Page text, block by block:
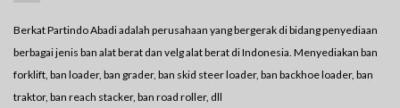
Berkat Partindo Abadi adalah perusahaan yang bergerak di bidang penyediaan
berbagai jenis ban alat berat dan velg alat berat di Indonesia. Menyediakan ban
forklift, ban loader, ban grader, ban skid steer loader, ban backhoe loader, ban
traktor, ban reach stacker, ban road roller, dll